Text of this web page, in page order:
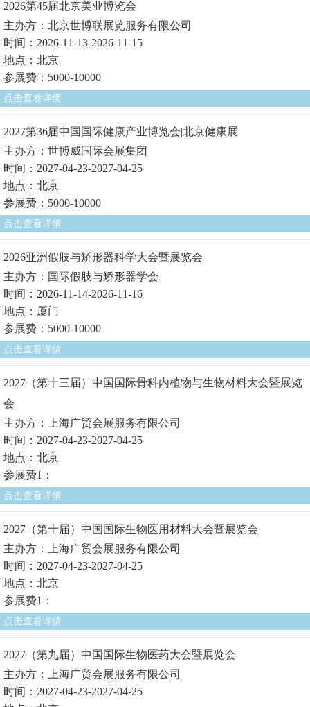
2026第45届北京美业博览会
主办方：北京世博联展览服务有限公司
时间：2026-11-13-2026-11-15
地点：北京
参展费：5000-10000
点击查看详情
2027第36届中国国际健康产业博览会|北京健康展
主办方：世博威国际会展集团
时间：2027-04-23-2027-04-25
地点：北京
参展费：5000-10000
点击查看详情
2026亚洲假肢与矫形器科学大会暨展览会
主办方：国际假肢与矫形器学会
时间：2026-11-14-2026-11-16
地点：厦门
参展费：5000-10000
点击查看详情
2027（第十三届）中国国际骨科内植物与生物材料大会暨展览
会
主办方：上海广贸会展服务有限公司
时间：2027-04-23-2027-04-25
地点：北京
参展费1：
点击查看详情
2027（第十届）中国国际生物医用材料大会暨展览会
主办方：上海广贸会展服务有限公司
时间：2027-04-23-2027-04-25
地点：北京
参展费1：
点击查看详情
2027（第九届）中国国际生物医药大会暨展览会
主办方：上海广贸会展服务有限公司
时间：2027-04-23-2027-04-25